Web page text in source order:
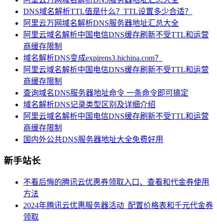
DNS域名解析TTL值是什么？TTL设置多少合适？
阿里云万网域名解析DNS服务器地址汇总大全
阿里云域名解析中国电信DNS缓存刷新不受TTL和运营
商缓存限制
域名解析DNS变成expirens3.hichina.com？
阿里云域名解析中国电信DNS缓存刷新不受TTL和运营
商缓存限制
查询域名DNS服务器地址命令 一条命令即可搞定
域名解析DNS记录类型区别及详细介绍
阿里云域名解析中国电信DNS缓存刷新不受TTL和运营
商缓存限制
国内外公共DNS服务器地址大全免费好用
新手站长
不看后悔的腾讯云优惠券领取入口、查看和代金券使用
方法
2024年腾讯云优惠服务器活动_配置价格表和千元代金券
领取